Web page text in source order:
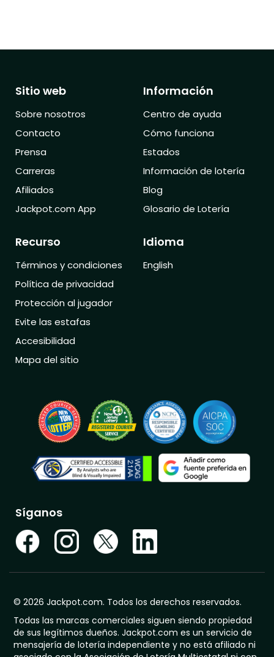
Sitio web
Sobre nosotros
Contacto
Prensa
Carreras
Afiliados
Jackpot.com App
Información
Centro de ayuda
Cómo funciona
Estados
Información de lotería
Blog
Glosario de Lotería
Recurso
Términos y condiciones
Política de privacidad
Protección al jugador
Evite las estafas
Accesibilidad
Mapa del sitio
Idioma
English
Síganos
© 2026 Jackpot.com. Todos los derechos reservados.
Todas las marcas comerciales siguen siendo propiedad
de sus legítimos dueños. Jackpot.com es un servicio de
mensajería de lotería independiente y no está afiliado ni